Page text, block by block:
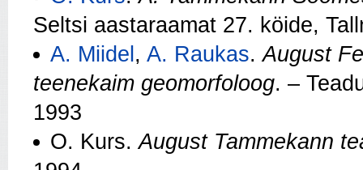
Seltsi aastaraamat 27. köide,
A. Miidel , A. Raukas.August
teenekaim geomorfoloog. –
1993
O. Kurs.August Tammekann